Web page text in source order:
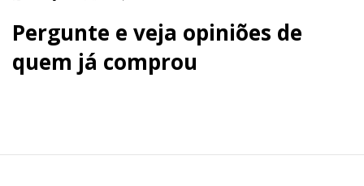
Pergunte e veja opiniões de
quem já comprou